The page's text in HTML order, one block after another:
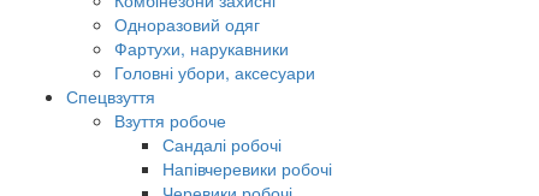
Одноразовий одяг
Фартухи, нарукавники
Головні убори, аксесуари
Спецвзуття
Взуття робоче
Сандалі робочі
Напівчеревики робочі